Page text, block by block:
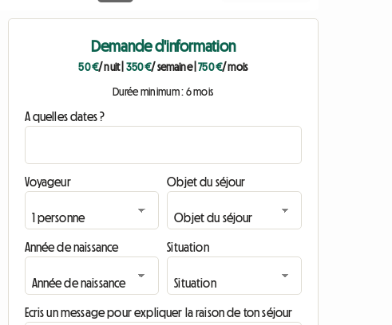
Demande d'information
50 €/ nuit| 350 €/ semaine|750 €/ mois
Durée minimum : 6 mois
A quelles dates ?
Voyageur Objet du séjour
Année de naissance Situation
Ecris un message pour expliquer la raison de ton séjour